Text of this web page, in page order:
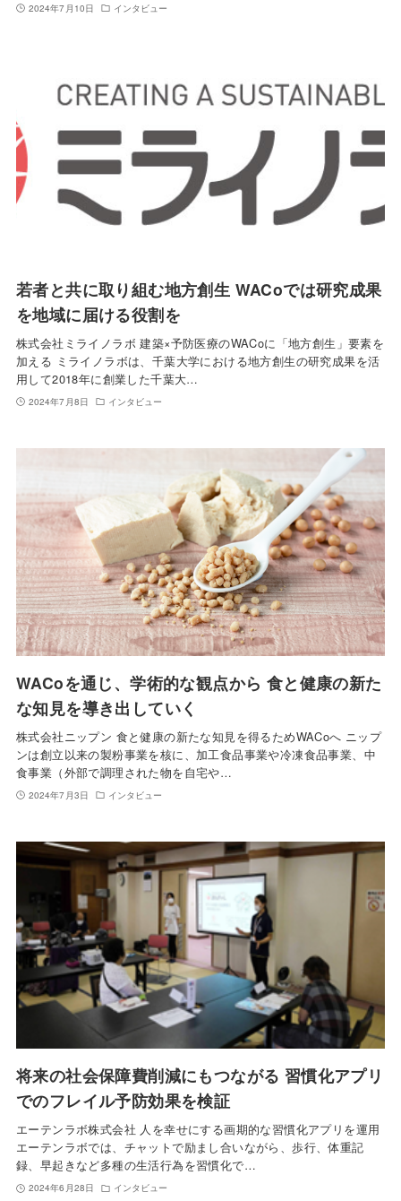
2024年7月10日 インタビュー
若者と共に取り組む地方創生 WACoでは研究成果
を地域に届ける役割を
株式会社ミライノラボ 建築×予防医療のWACoに「地方創生」要素を
加える ミライノラボは、千葉大学における地方創生の研究成果を活
用して2018年に創業した千葉大…
2024年7月8日 インタビュー
WACoを通じ、学術的な観点から 食と健康の新た
な知見を導き出していく
株式会社ニップン 食と健康の新たな知見を得るためWACoへ ニップ
ンは創立以来の製粉事業を核に、加工食品事業や冷凍食品事業、中
食事業（外部で調理された物を自宅や…
2024年7月3日 インタビュー
将来の社会保障費削減にもつながる 習慣化アプリ
でのフレイル予防効果を検証
エーテンラボ株式会社 人を幸せにする画期的な習慣化アプリを運用
エーテンラボでは、チャットで励まし合いながら、歩行、体重記
録、早起きなど多種の生活行為を習慣化で…
2024年6月28日 インタビュー